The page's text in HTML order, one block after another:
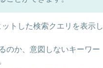
トした検索クエリを表示し
のか、意図しないキーワー